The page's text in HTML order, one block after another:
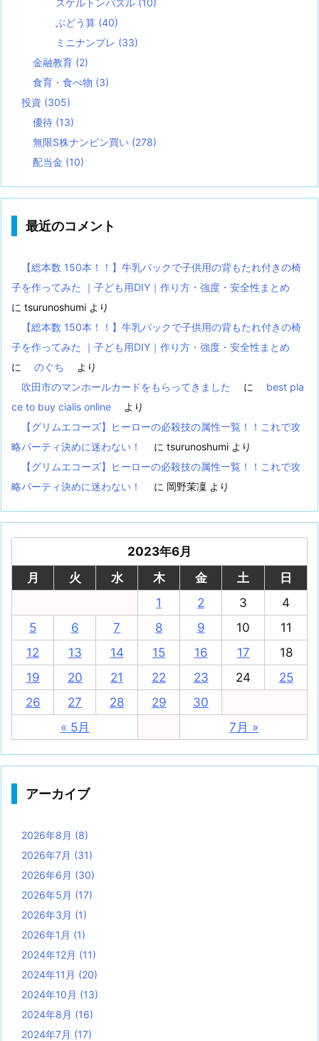
スケルトンパズル (10)
ぶどう算 (40)
ミニナンプレ (33)
金融教育 (2)
食育・食べ物 (3)
投資 (305)
優待 (13)
無限S株ナンピン買い (278)
配当金 (10)
最近のコメント
【総本数 150本！！】牛乳パックで子供用の背もたれ付きの椅
子を作ってみた ｜子ども用DIY｜作り方・強度・安全性まとめ
に tsurunoshumi より
【総本数 150本！！】牛乳パックで子供用の背もたれ付きの椅
子を作ってみた ｜子ども用DIY｜作り方・強度・安全性まとめ
に
のぐち
より
吹田市のマンホールカードをもらってきました
に
best pla
ce to buy cialis online
より
【グリムエコーズ】ヒーローの必殺技の属性一覧！！これで攻
略パーティ決めに迷わない！
に tsurunoshumi より
【グリムエコーズ】ヒーローの必殺技の属性一覧！！これで攻
略パーティ決めに迷わない！
に 岡野茉凜 より
2023年6月
月
火 水 木 金 土 日
« 5月 7月 »
1 2 3
4
5
6 7 8 9 10
11
12
13 14 15 16 17
18
19
20 21 22 23 24
25
26
27 28 29 30
アーカイブ
2026年8月 (8)
2026年7月 (31)
2026年6月 (30)
2026年5月 (17)
2026年3月 (1)
2026年1月 (1)
2024年12月 (11)
2024年11月 (20)
2024年10月 (13)
2024年8月 (16)
2024年7月 (17)